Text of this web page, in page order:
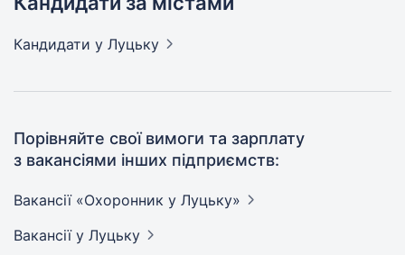
Кандидати у Луцьку
Порівняйте свої вимоги та зарплату
з вакансіями інших підприємств:
Вакансії «Охоронник у Луцьку»
Вакансії у Луцьку